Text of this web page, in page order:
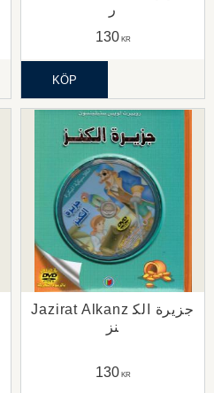
ر
130KR
KÖP
Jazirat Alkanz جزيرة الك
نز
130KR